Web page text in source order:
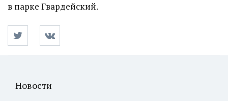
в парке Гвардейский.
Новости